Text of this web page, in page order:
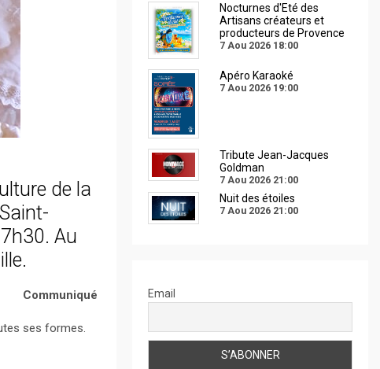
de la
Au
Communiqué
ses formes.
Nocturnes d'Eté des
Artisans créateurs et
producteurs de Provence
7 Aou 2026 18:00
Apéro Karaoké
7 Aou 2026 19:00
Tribute Jean-Jacques
Goldman
7 Aou 2026 21:00
Nuit des étoiles
7 Aou 2026 21:00
Email